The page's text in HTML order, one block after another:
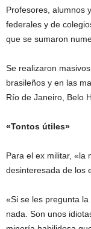
Profesores, alumnos
federales y de
que se sumaron
Se realizaron
brasileños y en las
Río de Janeiro, Belo
«Tontos útiles»
Para el ex militar, «la
desinteresada de los
«Si se les pregunta
nada. Son unos